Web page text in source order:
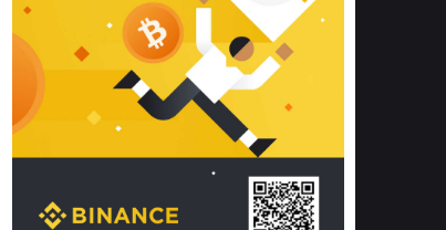
người tại Sleep Foundation (External
Link) để có cái nhìn toàn diện hơn.
2. Các tiêu chí vàng khi lựa chọn
chăn ga gối đệm cao cấp cho phòng
ngủ
Để sở hữu một bộ chăn ga gối đệm
cao cấp hoàn hảo cả về thẩm mỹ lẫn
công năng, người tiêu dùng cần cân
nhắc kỹ lưỡng các tiêu chí quan trọng